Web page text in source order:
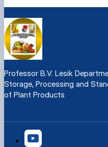
Professor B.V. Lesik
Storage, Processing and
of Plant Products